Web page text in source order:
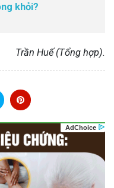
khỏi?
Trần Huế (Tổng hợp).